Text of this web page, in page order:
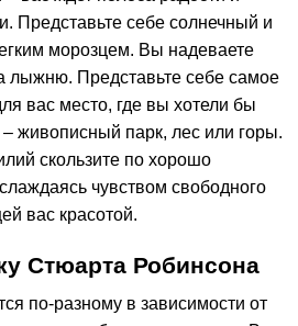
Представьте себе солнечный и
морозцем. Вы надеваете
лыжню. Представьте себе самое
вас место, где вы хотели бы
живописный парк, лес или горы.
скользите по хорошо
чувством свободного
вас красотой.
Стюарта Робинсона
по-разному в зависимости от